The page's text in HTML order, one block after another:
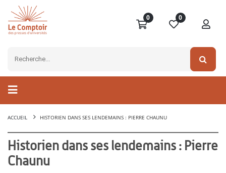
0 0
ACCUEIL HISTORIEN DANS SES LENDEMAINS : PIERRE CHAUNU
Historien dans ses lendemains : Pierre
Chaunu